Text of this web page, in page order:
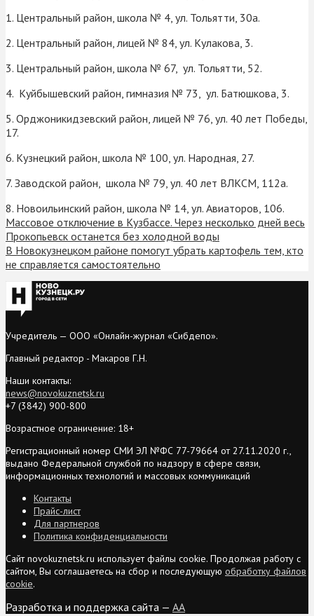
1. Центральный район, школа № 4, ул. Тольятти, 30а.
2. Центральный район, лицей № 84, ул. Кулакова, 3.
3. Центральный район, школа № 67, ул. Тольятти, 52.
4. Куйбышевский район, гимназия № 73, ул. Батюшкова, 3.
5. Орджоникидзевский район, лицей № 76, ул. 40 лет Победы,
17.
6. Кузнецкий район, школа № 100, ул. Народная, 27.
7. Заводской район, школа № 79, ул. 40 лет ВЛКСМ, 112а.
8. Новоильинский район, школа № 14, ул. Авиаторов, 106.
Массовое отключение в Кузбассе. Через несколько дней весь
Прокопьевск останется без холодной воды
В Новокузнецком районе помогут убрать картофель тем, кто
не справляется самостоятельно
Учредитель — ООО «Онлайн-журнал «Сибдепо».
Главный редактор - Макаров Г.Н.
Наши контакты:
news@novokuznetsk.ru
+7 (3842) 900-800
Возрастное ограничение: 18+
Регистрационный номер СМИ ЭЛ №ФС 77-79664 от 27.11.2020 г.,
выдано Федеральной службой по надзору в сфере связи,
информационных технологий и массовых коммуникаций
Контакты
Прайс-лист
Для партнеров
Политика конфиденциальности
Сайт novokuznetsk.ru использует файлы cookie. Продолжая работу с
сайтом, Вы соглашаетесь на сбор и последующую обработку файлов
cookie.
Разработка и поддержка сайта — AA